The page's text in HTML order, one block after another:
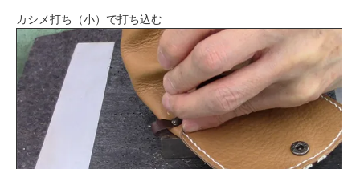
カシメ打ち（小）で打ち込む